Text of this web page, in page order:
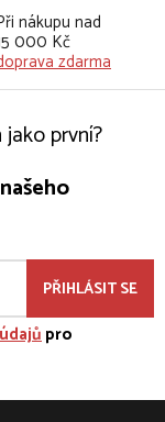
nákupu nad
000 Kč
zdarma
první?
PŘIHLÁSIT SE
pro